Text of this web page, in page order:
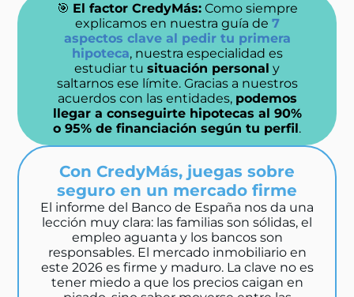
🎯 El factor CredyMás:Como siempre
explicamos en nuestra guía de 7
aspectos clave al pedir tu primera
hipoteca, nuestra especialidad es
estudiar tu situación personal y
saltarnos ese límite. Gracias a nuestros
acuerdos con las entidades, podemos
llegar a conseguirte hipotecas al 90%
o 95% de financiación según tu perfil.
Con CredyMás, juegas sobre
seguro en un mercado firme
El informe del Banco de España nos da una
lección muy clara: las familias son sólidas, el
empleo aguanta y los bancos son
responsables. El mercado inmobiliario en
este 2026 es firme y maduro. La clave no es
tener miedo a que los precios caigan en